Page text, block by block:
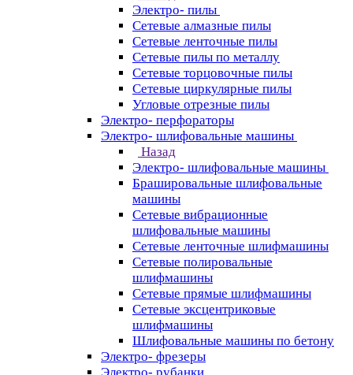
Электро- пилы
Сетевые алмазные пилы
Сетевые ленточные пилы
Сетевые пилы по металлу
Сетевые торцовочные пилы
Сетевые циркулярные пилы
Угловые отрезные пилы
Электро- перфораторы
Электро- шлифовальные машины
Назад
Электро- шлифовальные машины
Брашировальные шлифовальные
машины
Сетевые вибрационные
шлифовальные машины
Сетевые ленточные шлифмашины
Сетевые полировальные
шлифмашины
Сетевые прямые шлифмашины
Сетевые эксцентриковые
шлифмашины
Шлифовальные машины по бетону
Электро- фрезеры